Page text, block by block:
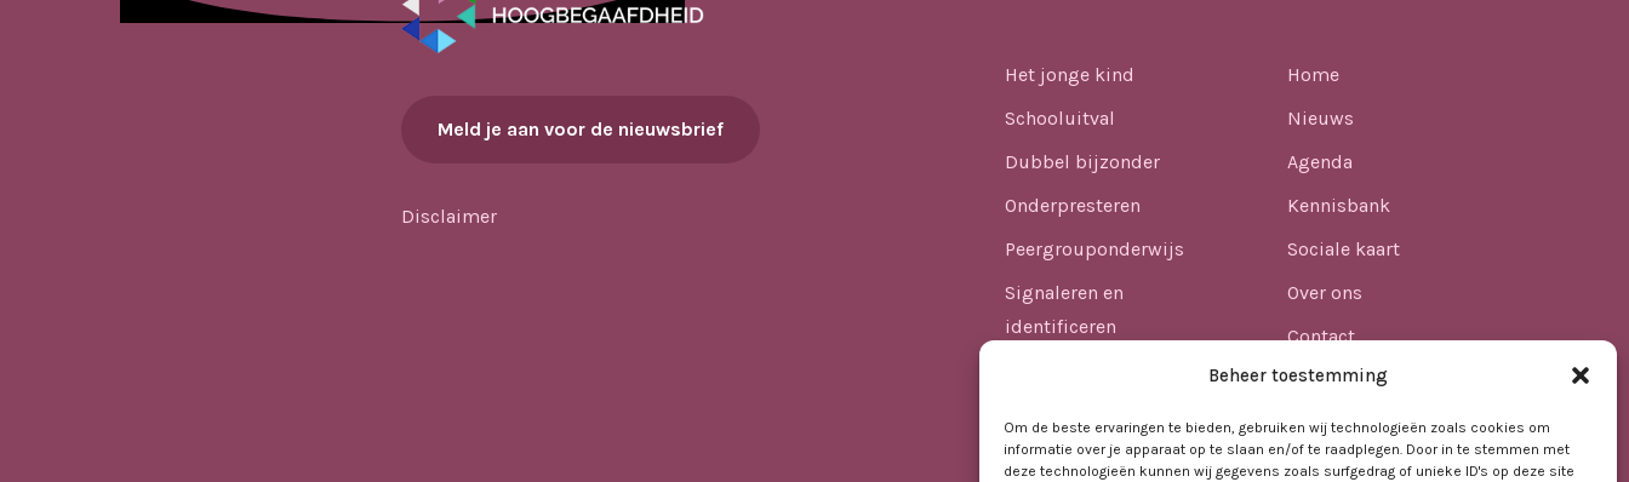
Beheer toestemming
Om de beste ervaringen te bieden, gebruiken wij technologieën zoals cookies om
informatie over je apparaat op te slaan en/of te raadplegen. Door in te stemmen met
deze technologieën kunnen wij gegevens zoals surfgedrag of unieke ID's op deze site
Meld je aan voor de nieuwsbrief
Disclaimer
Het jonge kind
Schooluitval
Dubbel bijzonder
Onderpresteren
Peergrouponderwijs
Signaleren en
identificeren
Hoogbegaafdheid in het
Home
Nieuws
Agenda
Kennisbank
Sociale kaart
Over ons
Contact